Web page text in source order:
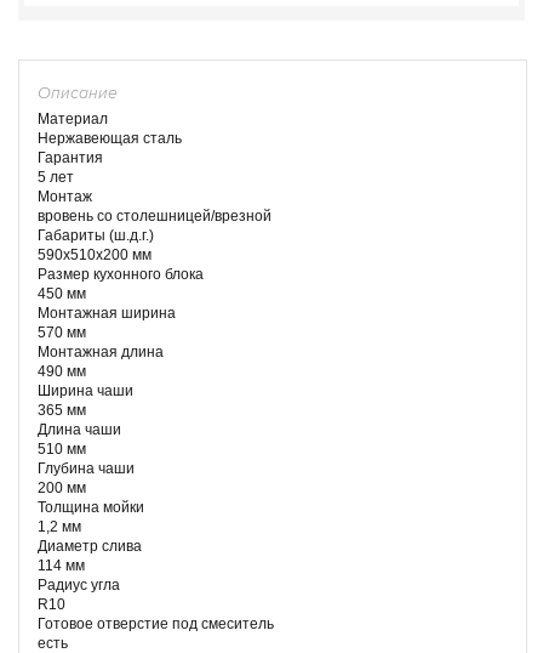
Описание
Материал
Нержавеющая сталь
Гарантия
5 лет
Монтаж
вровень со столешницей/врезной
Габариты (ш.д.г.)
590x510x200 мм
Размер кухонного блока
450 мм
Монтажная ширина
570 мм
Монтажная длина
490 мм
Ширина чаши
365 мм
Длина чаши
510 мм
Глубина чаши
200 мм
Толщина мойки
1,2 мм
Диаметр слива
114 мм
Радиус угла
R10
Готовое отверстие под смеситель
есть